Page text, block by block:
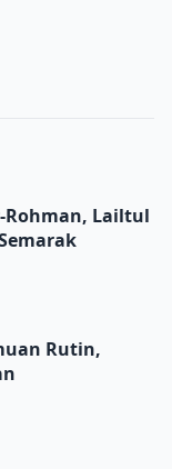
Ijtima’ PRNU
Rohman, Lailtul
Pembinaan
Rutin,